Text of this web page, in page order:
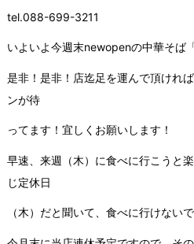
tel.088-699-3211
いよいよ今週末newopenの中華そば
是非！是非！店迄足を運んで頂けれ
ンが待
ってます！宜しくお願いします！
早速、来週（木）に食べに行こうと
じ定休日
（木）だと聞いて、食べに行けない